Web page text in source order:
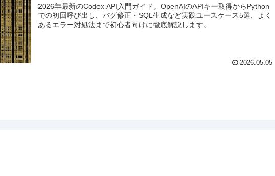
2026年最新のCodex API入門ガイド。OpenAIのAPIキー取得からPython
での初回呼び出し、バグ修正・SQL生成など実践ユースケース5選、よく
あるエラー対処法まで初心者向けに徹底解説します。
2026.05.05